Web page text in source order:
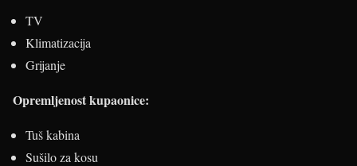
TV
Klimatizacija
Grijanje
Opremljenost kupaonice:
Tuš kabina
Sušilo za kosu